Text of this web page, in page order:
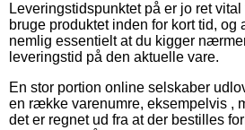
Leveringstidspunktet på er jo ret vital
bruge produktet inden for kort tid, og
nemlig essentielt at du kigger
leveringstid på den aktuelle vare.
En stor portion online selskaber
en række varenumre, eksempelvis ,
det er regnet ud fra at der bestilles